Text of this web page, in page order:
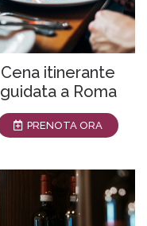
Cena itinerante
guidata a Roma
PRENOTA ORA